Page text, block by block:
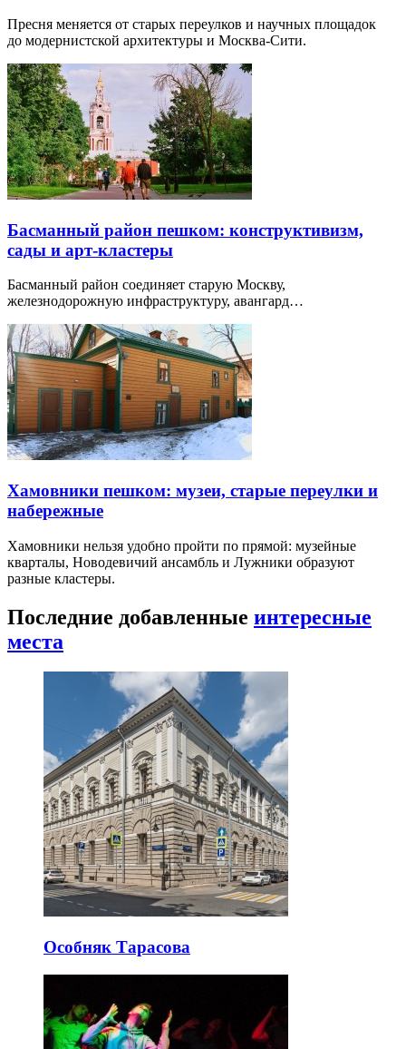
Пресня меняется от старых переулков и научных площадок
до модернистской архитектуры и Москва-Сити.
Басманный район пешком: конструктивизм,
сады и арт-кластеры
Басманный район соединяет старую Москву,
железнодорожную инфраструктуру, авангард…
Хамовники пешком: музеи, старые переулки и
набережные
Хамовники нельзя удобно пройти по прямой: музейные
кварталы, Новодевичий ансамбль и Лужники образуют
разные кластеры.
Последние добавленные интересные
места
Особняк Тарасова